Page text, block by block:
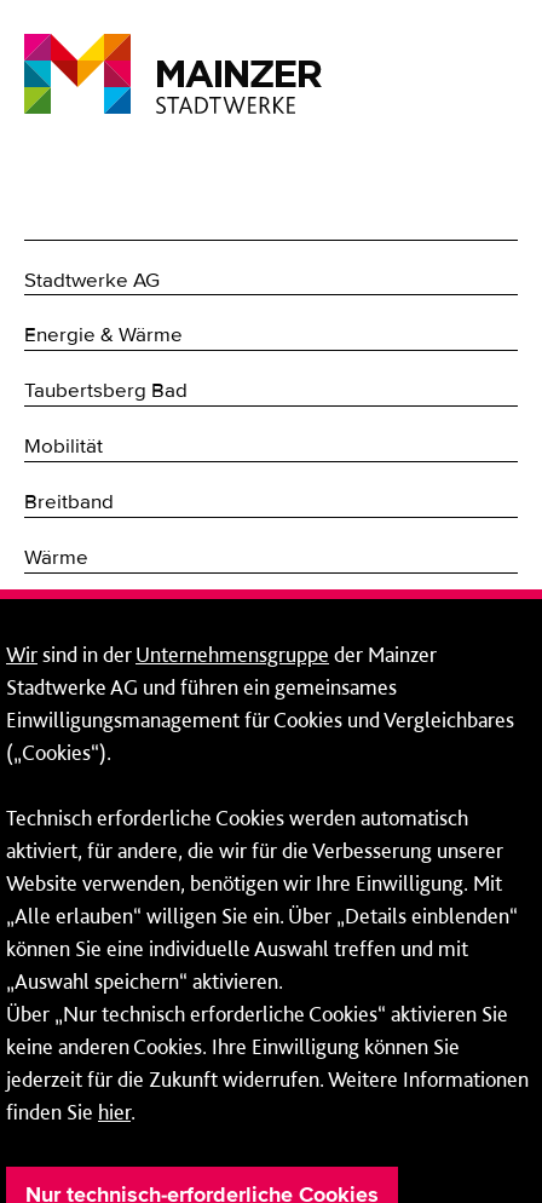
Stadtwerke AG
Energie & Wärme
Taubertsberg Bad
Mobilität
Breitband
Wärme
Erneuerbare Energien
Netze
Rheinallee 41
55118 Mainz
Tel.:06131 - 12 78 78
Fax: 06131 - 12 78 77
Wirsind in derUnternehmensgruppe der Mainzer
Stadtwerke AG und führen ein gemeinsames
Einwilligungsmanagement für Cookies und Vergleichbares
(„Cookies“).
Technisch erforderliche Cookies werden automatisch
aktiviert, für andere, die wir für die Verbesserung unserer
Website verwenden, benötigen wir Ihre Einwilligung. Mit
„Alle erlauben“ willigen Sie ein. Über „Details einblenden“
können Sie eine individuelle Auswahl treffen und mit
„Auswahl speichern“ aktivieren.
Über „Nur technisch erforderliche Cookies“ aktivieren Sie
keine anderen Cookies. Ihre Einwilligung können Sie
jederzeit für die Zukunft widerrufen. Weitere Informationen
finden Sie hier.
Nur technisch-erforderliche Cookies